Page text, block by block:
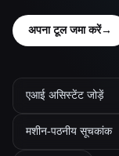
अपना टूल जमा करें→
एआई असिस्टेंट जोड़ें
मशीन-पठनीय सूचकांक